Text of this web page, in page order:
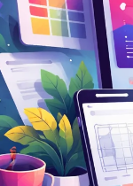
individuelle